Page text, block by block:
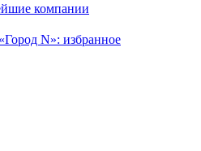
компании
«Город N»: избранное